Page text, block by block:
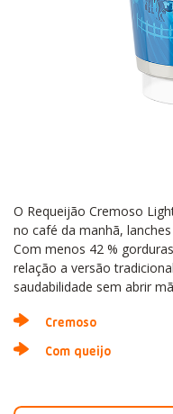
O Requeijão Cremoso
no café da manhã,
Com menos 42 %
relação a versão
saudabilidade sem abrir
Cremoso
Com queijo